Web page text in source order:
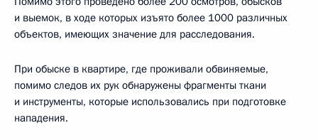
и выемок, в ходе которых изъято более 1000 различных
объектов, имеющих значение для расследования.
При обыске в квартире, где проживали обвиняемые,
помимо следов их рук обнаружены фрагменты ткани
и инструменты, которые использовались при подготовке
нападения.